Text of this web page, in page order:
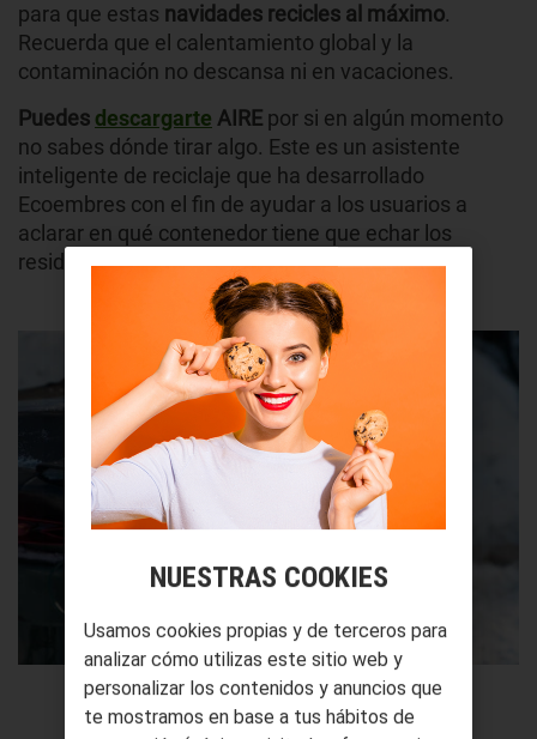
para que estas navidades recicles al máximo.
Recuerda que el calentamiento global y la
contaminación no descansa ni en vacaciones.
Puedes descargarte AIRE por si en algún momento
no sabes dónde tirar algo. Este es un asistente
inteligente de reciclaje que ha desarrollado
Ecoembres con el fin de ayudar a los usuarios a
aclarar en qué contenedor tiene que echar los
residuos.
NUESTRAS COOKIES
Usamos cookies propias y de terceros para
analizar cómo utilizas este sitio web y
personalizar los contenidos y anuncios que
te mostramos en base a tus hábitos de